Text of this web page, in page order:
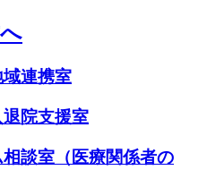
連携室
院支援室
談室（医療関係者の